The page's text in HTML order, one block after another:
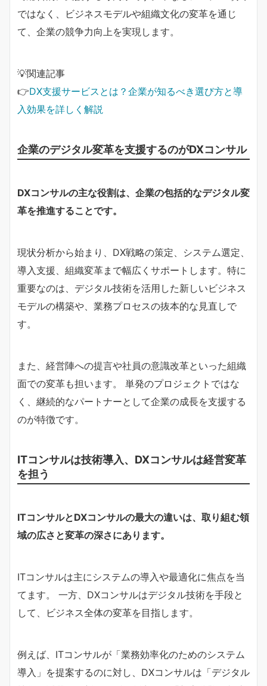
ではなく、ビジネスモデルや組織文化の変革を通じ
て、企業の競争力向上を実現します。
💡関連記事
👉DX支援サービスとは？企業が知るべき選び方と導
入効果を詳しく解説
企業のデジタル変革を支援するのがDXコンサル
DXコンサルの主な役割は、企業の包括的なデジタル変
革を推進することです。
現状分析から始まり、DX戦略の策定、システム選定、
導入支援、組織変革まで幅広くサポートします。特に
重要なのは、デジタル技術を活用した新しいビジネス
モデルの構築や、業務プロセスの抜本的な見直しで
す。
また、経営陣への提言や社員の意識改革といった組織
面での変革も担います。 単発のプロジェクトではな
く、継続的なパートナーとして企業の成長を支援する
のが特徴です。
ITコンサルは技術導入、DXコンサルは経営変革
を担う
ITコンサルとDXコンサルの最大の違いは、取り組む領
域の広さと変革の深さにあります。
ITコンサルは主にシステムの導入や最適化に焦点を当
てます。 一方、DXコンサルはデジタル技術を手段と
して、ビジネス全体の変革を目指します。
例えば、ITコンサルが「業務効率化のためのシステム
導入」を提案するのに対し、DXコンサルは「デジタル